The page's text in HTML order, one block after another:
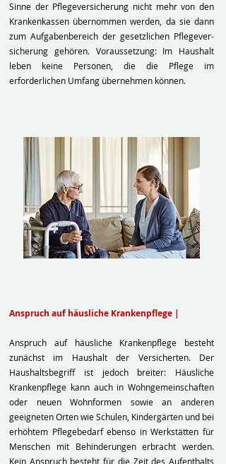
Sinne der Pflegeversicherung nicht mehr von den
Krankenkassen übernommen werden, da sie dann
zum Aufgabenbereich der gesetzlichen Pflegever-
sicherung gehören. Voraussetzung: Im Haushalt
leben keine Personen, die die Pflege im
erforderlichen Umfang übernehmen können.
Anspruch auf häusliche Krankenpflege |
Anspruch auf häusliche Krankenpflege besteht
zunächst im Haushalt der Versicherten. Der
Haushaltsbegriff ist jedoch breiter: Häusliche
Krankenpflege kann auch in Wohngemeinschaften
oder neuen Wohnformen sowie an anderen
geeigneten Orten wie Schulen, Kindergärten und bei
erhöhtem Pflegebedarf ebenso in Werkstätten für
Menschen mit Behinderungen erbracht werden.
Kein Anspruch besteht für die Zeit des Aufenthalts